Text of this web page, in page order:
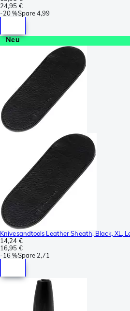
24,95 €
-20 %Spare4,99
Neu
Knivesandtools Leather Sheath, Black, XL,
14,24 €
16,95 €
-16 %Spare 2,71